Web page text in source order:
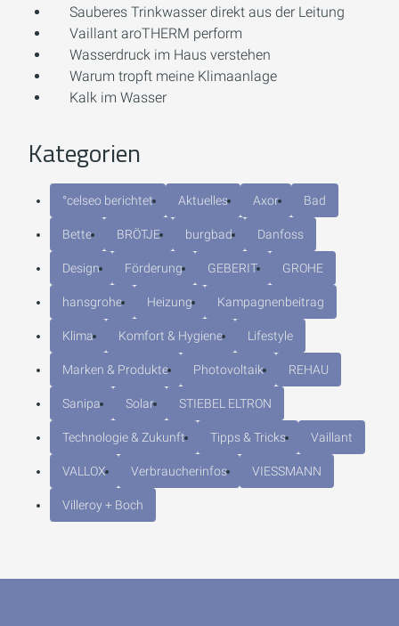
Sauberes Trinkwasser direkt aus der Leitung
Vaillant aroTHERM perform
Wasserdruck im Haus verstehen
Warum tropft meine Klimaanlage
Kalk im Wasser
Kategorien
°celseo berichtet Aktuelles Axor Bad
Bette BRÖTJE burgbad Danfoss
Design Förderung GEBERIT GROHE
hansgrohe Heizung Kampagnenbeitrag
Klima Komfort & Hygiene Lifestyle
Marken & Produkte Photovoltaik REHAU
Sanipa Solar STIEBEL ELTRON
Technologie & Zukunft Tipps & Tricks Vaillant
VALLOX Verbraucherinfos VIESSMANN
Villeroy + Boch